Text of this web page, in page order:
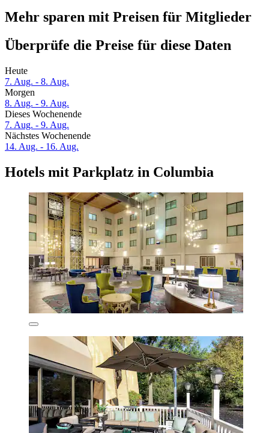
Mehr sparen mit Preisen für Mitglieder
Überprüfe die Preise für diese Daten
Heute
7. Aug. - 8. Aug.
Morgen
8. Aug. - 9. Aug.
Dieses Wochenende
7. Aug. - 9. Aug.
Nächstes Wochenende
14. Aug. - 16. Aug.
Hotels mit Parkplatz in Columbia